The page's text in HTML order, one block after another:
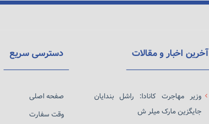
آخرین اخبار و مقالات
وزیر مهاجرت کانادا: راشل بندایان
جایگزین مارک میلر ش
دسترسی سریع
صفحه اصلی
وقت سفارت